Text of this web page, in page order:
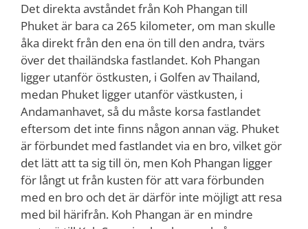
Det direkta avståndet från Koh Phangan till
Phuket är bara ca 265 kilometer, om man skulle
åka direkt från den ena ön till den andra, tvärs
över det thailändska fastlandet. Koh Phangan
ligger utanför östkusten, i Golfen av Thailand,
medan Phuket ligger utanför västkusten, i
Andamanhavet, så du måste korsa fastlandet
eftersom det inte finns någon annan väg. Phuket
är förbundet med fastlandet via en bro, vilket gör
det lätt att ta sig till ön, men Koh Phangan ligger
för långt ut från kusten för att vara förbunden
med en bro och det är därför inte möjligt att resa
med bil härifrån. Koh Phangan är en mindre